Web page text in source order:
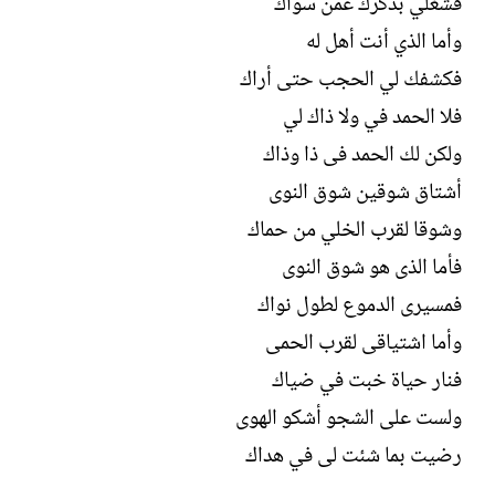
وأما الذي أنت أهل له
فكشفك لي الحجب حتى أراك
فلا الحمد في ولا ذاك لي
ولكن لك الحمد فى ذا وذاك
أشتاق شوقين شوق النوى
وشوقا لقرب الخلي من حماك
فأما الذى هو شوق النوى
فمسيرى الدموع لطول نواك
وأما اشتياقى لقرب الحمى
فنار حياة خبت في ضياك
ولست على الشجو أشكو الهوى
رضيت بما شئت لى في هداك